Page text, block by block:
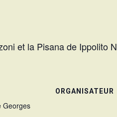
et la Pisana de Ippolito
Georges
ORGANISATEUR